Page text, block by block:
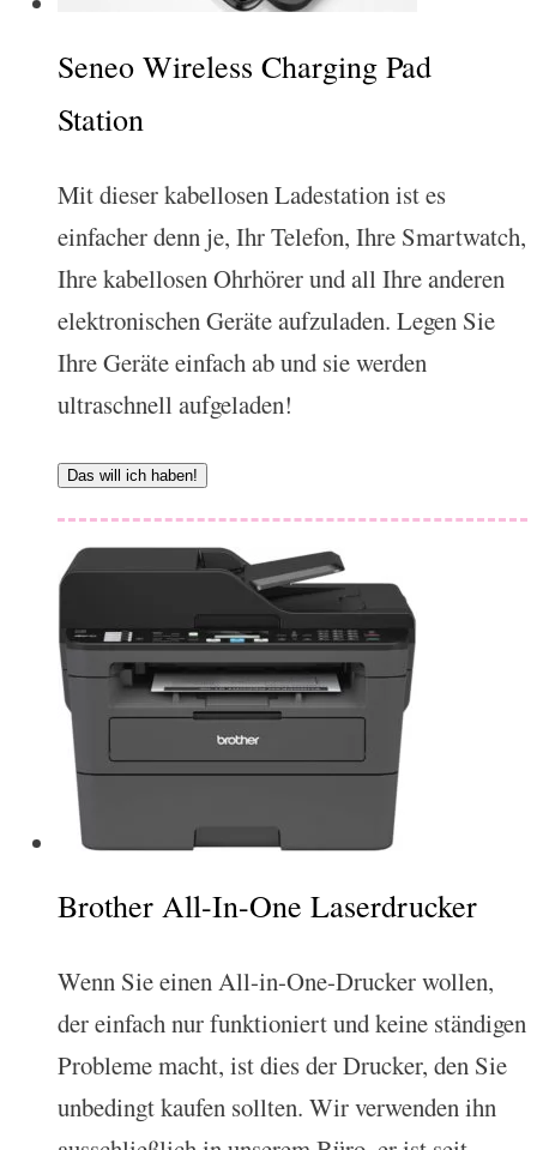
Seneo Wireless Charging Pad
Station
Mit dieser kabellosen Ladestation ist es
einfacher denn je, Ihr Telefon, Ihre Smartwatch,
Ihre kabellosen Ohrhörer und all Ihre anderen
elektronischen Geräte aufzuladen. Legen Sie
Ihre Geräte einfach ab und sie werden
ultraschnell aufgeladen!
Das will ich haben!
Brother All-In-One Laserdrucker
Wenn Sie einen All-in-One-Drucker wollen,
der einfach nur funktioniert und keine ständigen
Probleme macht, ist dies der Drucker, den Sie
unbedingt kaufen sollten. Wir verwenden ihn